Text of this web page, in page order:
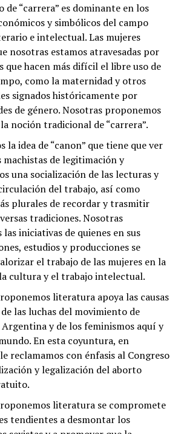
de “carrera” es dominante en los
y simbólicos del campo
e intelectual. Las mujeres
nosotras estamos atravesadas por
que hacen más difícil el libre uso de
como la maternidad y otros
signados históricamente por
de género. Nosotras proponemos
noción tradicional de “carrera”.
la idea de “canon” que tiene que ver
machistas de legitimación y
una socialización de las lecturas y
del trabajo, así como
plurales de recordar y trasmitir
tradiciones. Nosotras
las iniciativas de quienes en sus
estudios y producciones se
el trabajo de las mujeres en la
cultura y el trabajo intelectual.
literatura apoya las causas
las luchas del movimiento de
Argentina y de los feminismos aquí y
En esta coyuntura, en
reclamamos con énfasis al Congreso
y legalización del aborto
literatura se compromete
tendientes a desmontar los